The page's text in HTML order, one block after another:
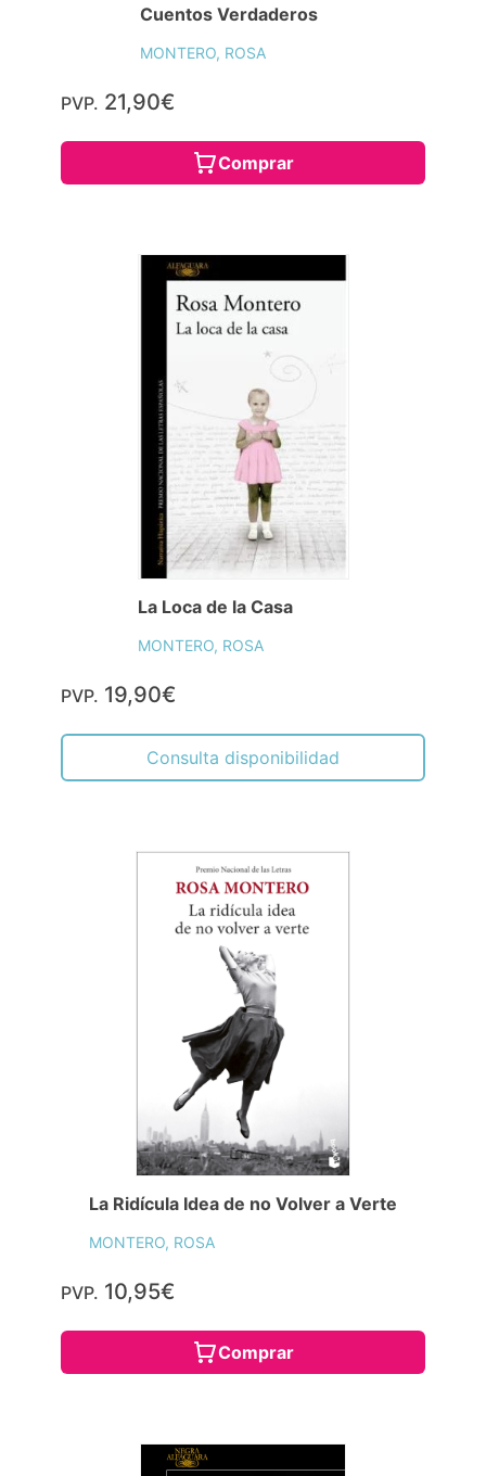
Cuentos Verdaderos
MONTERO, ROSA
PVP. 21,90€
Comprar
La Loca de la Casa
MONTERO, ROSA
PVP. 19,90€
Consulta disponibilidad
La Ridícula Idea de no Volver a Verte
MONTERO, ROSA
PVP. 10,95€
Comprar